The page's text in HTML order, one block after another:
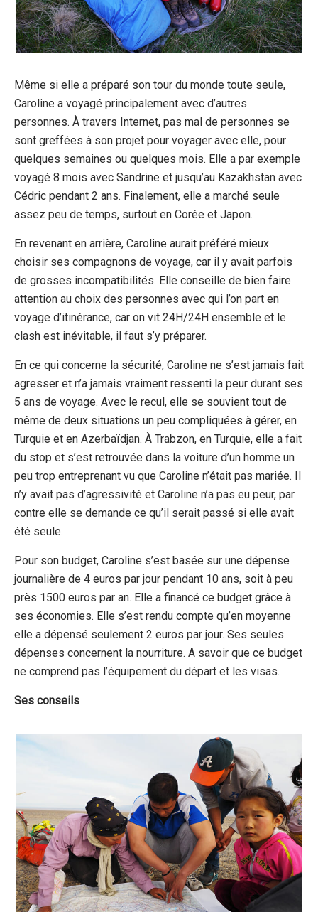
Même si elle a préparé son tour du monde toute seule,
Caroline a voyagé principalement avec d’autres
personnes. À travers Internet, pas mal de personnes se
sont greffées à son projet pour voyager avec elle, pour
quelques semaines ou quelques mois. Elle a par exemple
voyagé 8 mois avec Sandrine et jusqu’au Kazakhstan avec
Cédric pendant 2 ans. Finalement, elle a marché seule
assez peu de temps, surtout en Corée et Japon.
En revenant en arrière, Caroline aurait préféré mieux
choisir ses compagnons de voyage, car il y avait parfois
de grosses incompatibilités. Elle conseille de bien faire
attention au choix des personnes avec qui l’on part en
voyage d’itinérance, car on vit 24H/24H ensemble et le
clash est inévitable, il faut s’y préparer.
En ce qui concerne la sécurité, Caroline ne s’est jamais fait
agresser et n’a jamais vraiment ressenti la peur durant ses
5 ans de voyage. Avec le recul, elle se souvient tout de
même de deux situations un peu compliquées à gérer, en
Turquie et en Azerbaïdjan. À Trabzon, en Turquie, elle a fait
du stop et s’est retrouvée dans la voiture d’un homme un
peu trop entreprenant vu que Caroline n’était pas mariée. Il
n’y avait pas d’agressivité et Caroline n’a pas eu peur, par
contre elle se demande ce qu’il serait passé si elle avait
été seule.
Pour son budget, Caroline s’est basée sur une dépense
journalière de 4 euros par jour pendant 10 ans, soit à peu
près 1500 euros par an. Elle a financé ce budget grâce à
ses économies. Elle s’est rendu compte qu’en moyenne
elle a dépensé seulement 2 euros par jour. Ses seules
dépenses concernent la nourriture. A savoir que ce budget
ne comprend pas l’équipement du départ et les visas.
Ses conseils